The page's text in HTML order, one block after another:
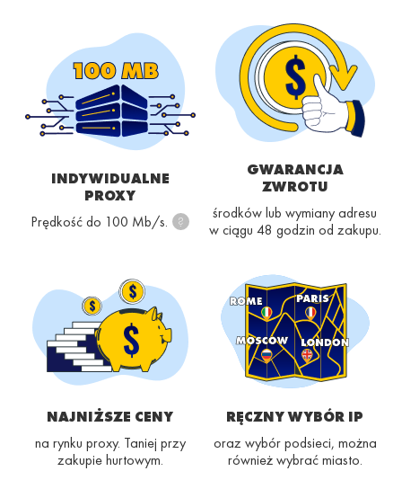
INDYWIDUALNE
PROXY
Prędkość do 100 Mb/s.
?
GWARANCJA
ZWROTU
środków lub wymiany adresu
w ciągu 48 godzin od zakupu.
NAJNIŻSZE CENY
na rynku proxy. Taniej przy
zakupie hurtowym.
RĘCZNY WYBÓR IP
oraz wybór podsieci, można
również wybrać miasto.